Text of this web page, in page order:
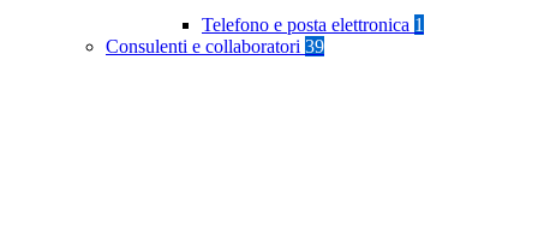
Telefono e posta elettronica 1
Consulenti e collaboratori 39